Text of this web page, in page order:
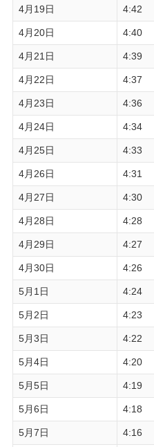
4月19日 4:42
4月20日 4:40
4月21日 4:39
4月22日 4:37
4月23日 4:36
4月24日 4:34
4月25日 4:33
4月26日 4:31
4月27日 4:30
4月28日 4:28
4月29日 4:27
4月30日 4:26
5月1日 4:24
5月2日 4:23
5月3日 4:22
5月4日 4:20
5月5日 4:19
5月6日 4:18
5月7日 4:16